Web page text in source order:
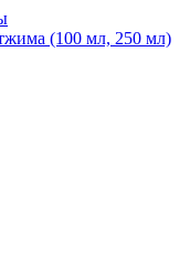
(100 мл, 250 мл)